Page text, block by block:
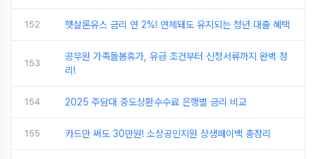
152 햇살론유스 금리 연 2%! 연체돼도 유지되는 청년 대출 혜택
153
공무원 가족돌봄휴가, 유급 조건부터 신청서류까지 완벽 정
리!
154 2025 주담대 중도상환수수료 은행별 금리 비교
155 카드만 써도 30만원! 소상공인지원 상생페이백 총정리